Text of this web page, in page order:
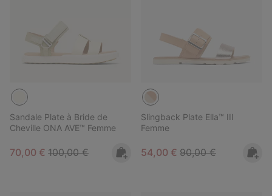
Sandale Plate à Bride de
Cheville ONA AVE™ Femme
Sale price:
70,00 € Regular price:
100,00 €
Slingback Plate Ella™ III
Femme
Sale price:
54,00 € Regular price:
90,00 €